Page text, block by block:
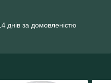
днів за домовленістю